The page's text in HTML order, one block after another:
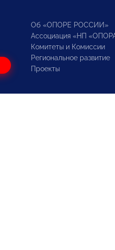
Об «ОПОРЕ РОССИИ»
Ассоциация «НП
Комитеты и Комиссии
Региональное развитие
Проекты